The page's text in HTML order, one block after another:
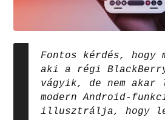
Fontos kérdés,
aki a régi
vágyik, de nem akar
modern Android-
illusztrálja, hogy